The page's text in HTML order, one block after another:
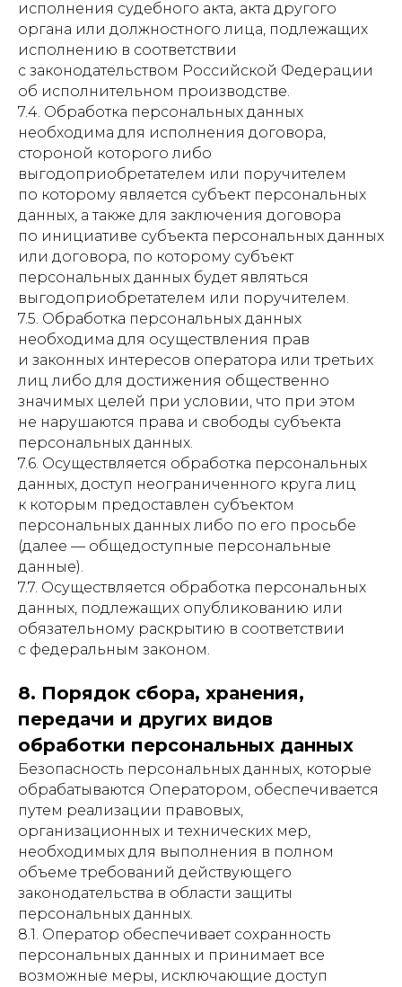
исполнения судебного акта, акта другого
органа или должностного лица, подлежащих
исполнению в соответствии
с законодательством Российской Федерации
об исполнительном производстве.
7.4. Обработка персональных данных
необходима для исполнения договора,
стороной которого либо
выгодоприобретателем или поручителем
по которому является субъект персональных
данных, а также для заключения договора
по инициативе субъекта персональных данных
или договора, по которому субъект
персональных данных будет являться
выгодоприобретателем или поручителем.
7.5. Обработка персональных данных
необходима для осуществления прав
и законных интересов оператора или третьих
лиц либо для достижения общественно
значимых целей при условии, что при этом
не нарушаются права и свободы субъекта
персональных данных.
7.6. Осуществляется обработка персональных
данных, доступ неограниченного круга лиц
к которым предоставлен субъектом
персональных данных либо по его просьбе
(далее — общедоступные персональные
данные).
7.7. Осуществляется обработка персональных
данных, подлежащих опубликованию или
обязательному раскрытию в соответствии
с федеральным законом.
8. Порядок сбора, хранения,
передачи и других видов
обработки персональных данных
Безопасность персональных данных, которые
обрабатываются Оператором, обеспечивается
путем реализации правовых,
организационных и технических мер,
необходимых для выполнения в полном
объеме требований действующего
законодательства в области защиты
персональных данных.
8.1. Оператор обеспечивает сохранность
персональных данных и принимает все
возможные меры, исключающие доступ
Кондиционирование
В кафе и ресторанах
2-этапный монтаж
Для бизнеса
В офисных помещениях